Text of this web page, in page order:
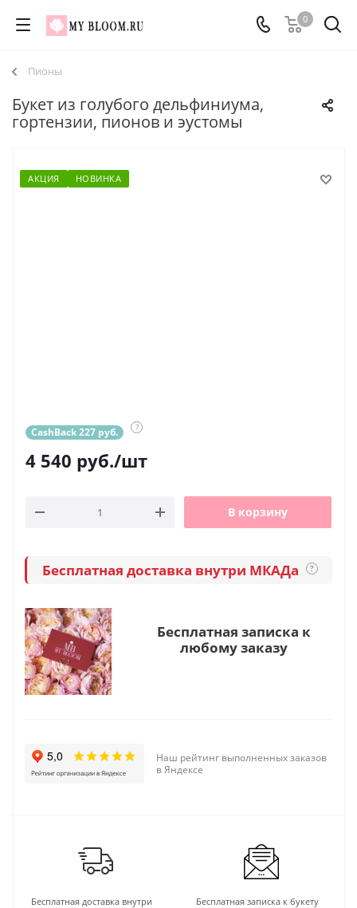
0
Пионы
Букет из голубого дельфиниума,
гортензии, пионов и эустомы
АКЦИЯ НОВИНКА
CashBack 227 руб. ?
4 540 руб./шт
В корзину
Бесплатная доставка внутри МКАДа ?
Бесплатная записка к
любому заказу
Наш рейтинг выполненных заказов
в Яндексе
Бесплатная доставка внутри
Бесплатная записка к букету